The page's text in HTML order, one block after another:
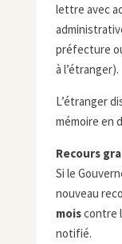
lettre avec
préfecture
à l’étranger).
L’étranger
mémoire en
Recours
Si le
nouveau
moiscontre
notifié.